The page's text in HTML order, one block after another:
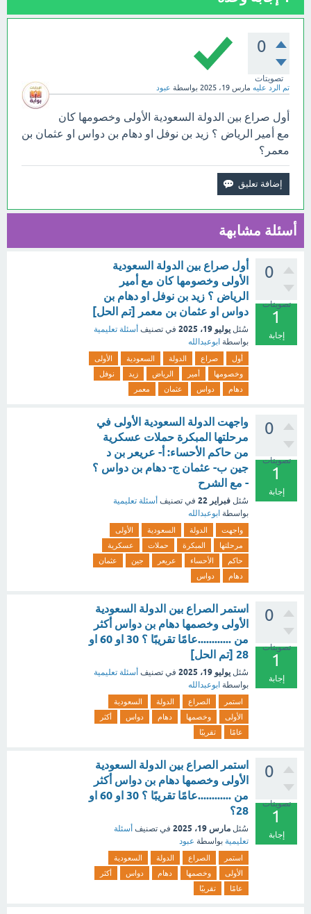
0
تصويتات
تم الرد عليه مارس 19، 2025 بواسطة عبود
أول صراع بين الدولة السعودية الأولى وخصومها كان
مع أمير الرياض ؟ زيد بن نوفل او دهام بن دواس او عثمان بن
معمر؟
أسئلة مشابهة
0
تصويتات
1
إجابة
أول صراع بين الدولة السعودية
الأولى وخصومها كان مع أمير
الرياض ؟ زيد بن نوفل او دهام بن
دواس او عثمان بن معمر [تم الحل]
سُئل يوليو 19، 2025 في تصنيف أسئلة تعليمية
بواسطة ابوعبدالله
أول صراع الدولة السعودية
الأولى
وخصومها
أمير الرياض زيد
نوفل
دهام
دواس عثمان معمر
0
تصويتات
1
إجابة
واجهت الدولة السعودية الأولى في
مرحلتها المبكرة حملات عسكرية
من حاكم الأحساء: أ- عريعر بن د
جين ب- عثمان ج- دهام بن دواس ؟
- مع الشرح
سُئل فبراير 22 في تصنيف أسئلة تعليمية
بواسطة ابوعبدالله
واجهت الدولة السعودية
الأولى
مرحلتها
المبكرة حملات
عسكرية
حاكم
الأحساء عريعر جين
عثمان
دهام
دواس
0
تصويتات
1
إجابة
استمر الصراع بين الدولة السعودية
الأولى وخصمها دهام بن دواس أكثر
من ............عامًا تقريبًا ؟ 30 او 60 او
28 [تم الحل]
سُئل يوليو 19، 2025 في تصنيف أسئلة تعليمية
بواسطة ابوعبدالله
استمر الصراع الدولة
السعودية
الأولى
وخصمها دهام دواس
أكثر
عامًا
تقريبًا
0
تصويتات
1
إجابة
استمر الصراع بين الدولة السعودية
الأولى وخصمها دهام بن دواس أكثر
من ............عامًا تقريبًا ؟ 30 او 60 او
28؟
سُئل مارس 19، 2025 في تصنيف أسئلة
تعليمية بواسطة عبود
استمر الصراع الدولة
السعودية
الأولى
وخصمها دهام دواس
أكثر
عامًا
تقريبًا